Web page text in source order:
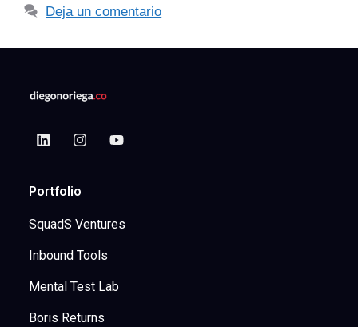
Deja un comentario
Portfolio
SquadS Ventures
Inbound Tools
Mental Test Lab
Boris Returns